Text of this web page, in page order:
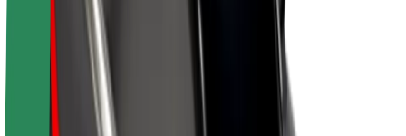
Karjera
Par Bolt
Bolt ilgtspējība
Project Zero